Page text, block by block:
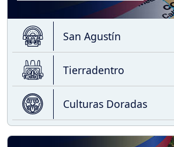
San Agustín
Tierradentro
Culturas Doradas